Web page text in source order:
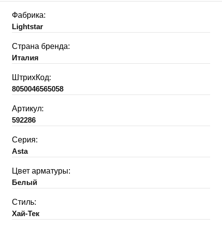
Фабрика:
Lightstar
Страна бренда:
Италия
ШтрихКод:
8050046565058
Артикул:
592286
Серия:
Asta
Цвет арматуры:
Белый
Стиль:
Хай-Тек